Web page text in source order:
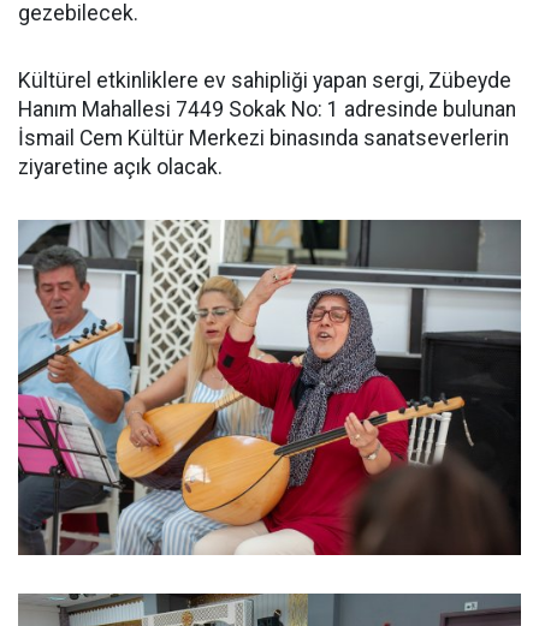
gezebilecek.
Kültürel etkinliklere ev sahipliği yapan sergi, Zübeyde
Hanım Mahallesi 7449 Sokak No: 1 adresinde bulunan
İsmail Cem Kültür Merkezi binasında sanatseverlerin
ziyaretine açık olacak.